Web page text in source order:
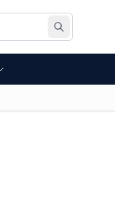
Rechercher